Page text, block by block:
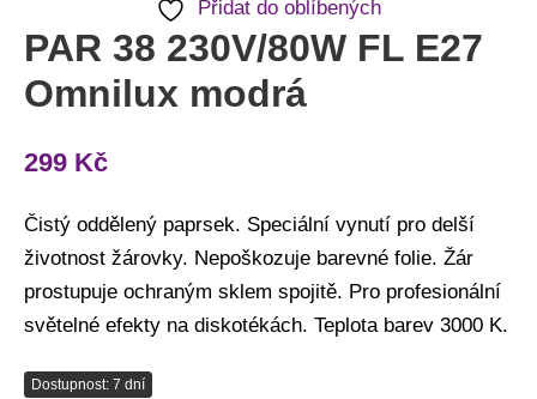
Přidat do oblíbených
PAR 38 230V/80W FL E27
Omnilux modrá
299 Kč
Čistý oddělený paprsek. Speciální vynutí pro delší
životnost žárovky. Nepoškozuje barevné folie. Žár
prostupuje ochraným sklem spojitě. Pro profesionální
světelné efekty na diskotékách. Teplota barev 3000 K.
Dostupnost: 7 dní